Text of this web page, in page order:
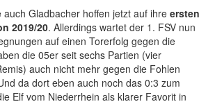
auch Gladbacher hoffen jetzt auf ihre ersten
2019/20. Allerdings wartet der 1. FSV nun
auf einen Torerfolg gegen die
die 05er seit sechs Partien (vier
auch nicht mehr gegen die Fohlen
da dort eben auch noch das 0:3 zum
Elf vom Niederrhein als klarer Favorit in